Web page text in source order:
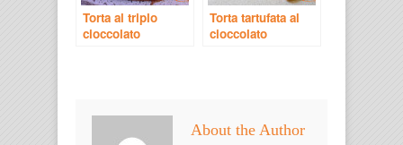
Torta al triplo
cioccolato
Torta tartufata al
cioccolato
About the Author